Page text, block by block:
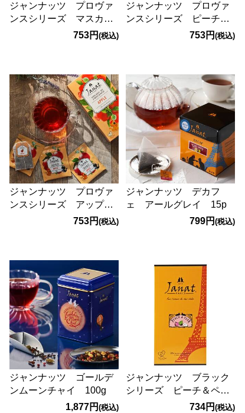
ジャンナッツ プロヴァ
ンスシリーズ マスカッ
753円(税込)
ジャンナッツ プロヴァ
ンスシリーズ ピーチ
753円 (税込)
ジャンナッツ プロヴァ
ンスシリーズ アップ
753円(税込)
ジャンナッツ デカフ
ェ アールグレイ 15p
799円 (税込)
ジャンナッツ ゴールデ
ンムーンチャイ 100g
1,877円(税込)
ジャンナッツ ブラック
シリーズ ピーチ＆ペア
734円 (税込)